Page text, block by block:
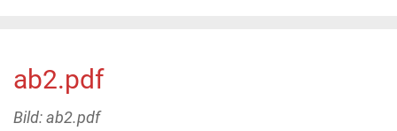
ab2.pdf
Bild: ab2.pdf